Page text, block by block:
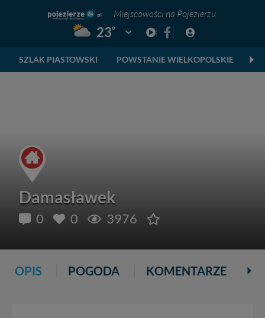
Miejscowości na Pojezierzu
23° Pogoda: Gniezno
SZLAK PIASTOWSKI POWSTANIE WIELKOPOLSKIE
Damasławek
0 0 3976
OPIS POGODA KOMENTARZE